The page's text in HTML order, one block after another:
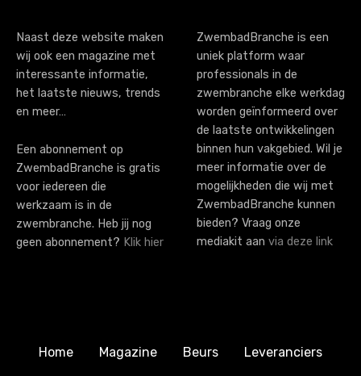
i
o
n
Naast deze website maken
wij ook een magazine met
interessante informatie,
het laatste nieuws, trends
en meer…
Een abonnement op
ZwembadBranche is gratis
voor iedereen die
werkzaam is in de
zwembranche. Heb jij nog
geen abonnement? Klik hier
ZwembadBranche is een
uniek platform waar
professionals in de
zwembranche elke werkdag
worden geïnformeerd over
de laatste ontwikkelingen
binnen hun vakgebied. Wil je
meer informatie over de
mogelijkheden die wij met
ZwembadBranche kunnen
bieden? Vraag onze
mediakit aan via deze link
Home Magazine Beurs Leveranciers